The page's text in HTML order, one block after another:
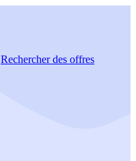
Rechercherdes offres